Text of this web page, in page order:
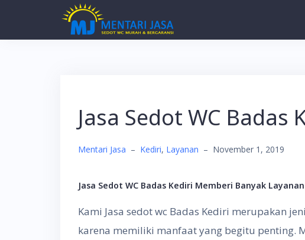
Jasa Sedot WC Badas
Mentari Jasa – Kediri, Layanan – November 1, 2019
Jasa Sedot WC Badas Kediri Memberi Banyak
Kami Jasa sedot wc Badas Kediri merupakan
karena memiliki manfaat yang begitu penting.